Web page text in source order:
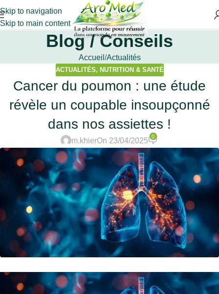
Skip to navigation
Skip to main content
Blog / Conseils
Accueil Actualités
ACTUALITÉS, NUTRITION & SANTÉ
Cancer du poumon : une étude
révèle un coupable insoupçonné
dans nos assiettes !
m.khierOn 23/04/2025
0